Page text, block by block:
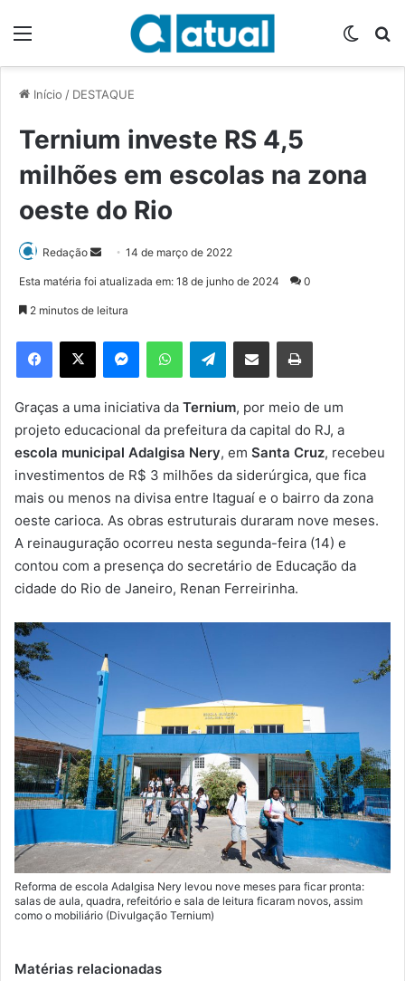
Início / DESTAQUE
Ternium investe RS 4,5
milhões em escolas na zona
oeste do Rio
Redação
d
e
m
e
-
m
a
14 de março de 2022
Esta matéria foi atualizada em: 18 de junho de 2024 0
2 minutos de leitura
Telegram
Graças a uma iniciativa da Ternium, por meio de um
projeto educacional da prefeitura da capital do RJ, a
escola municipal Adalgisa Nery, em Santa Cruz, recebeu
investimentos de R$ 3 milhões da siderúrgica, que fica
mais ou menos na divisa entre Itaguaí e o bairro da zona
oeste carioca. As obras estruturais duraram nove meses.
A reinauguração ocorreu nesta segunda-feira (14) e
contou com a presença do secretário de Educação da
cidade do Rio de Janeiro, Renan Ferreirinha.
Reforma de escola Adalgisa Nery levou nove meses para ficar pronta:
salas de aula, quadra, refeitório e sala de leitura ficaram novos, assim
como o mobiliário (Divulgação Ternium)
Matérias relacionadas